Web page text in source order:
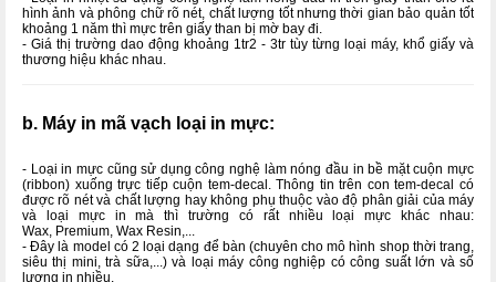
hình ảnh và phông chữ rõ nét, chất lượng tốt nhưng thời gian bảo quản tốt
khoảng 1 năm thì mực trên giấy than bị mờ bay đi.
- Giá thị trường dao động khoảng 1tr2 - 3tr tùy từng loại máy, khổ giấy và
thương hiệu khác nhau.
b. Máy in mã vạch loại in mực:
- Loại in mực cũng sử dụng công nghệ làm nóng đầu in bề mặt cuộn mực
(ribbon) xuống trực tiếp cuộn tem-decal. Thông tin trên con tem-decal có
được rõ nét và chất lượng hay không phụ thuộc vào độ phân giải của máy
và loại mực in mà thì trường có rất nhiều loại mực khác nhau:
Wax, Premium, Wax Resin,...
- Đây là model có 2 loại dạng để bàn (chuyên cho mô hình shop thời trang,
siêu thị mini, trà sữa,...) và loại máy công nghiệp có công suất lớn và số
lượng in nhiều.